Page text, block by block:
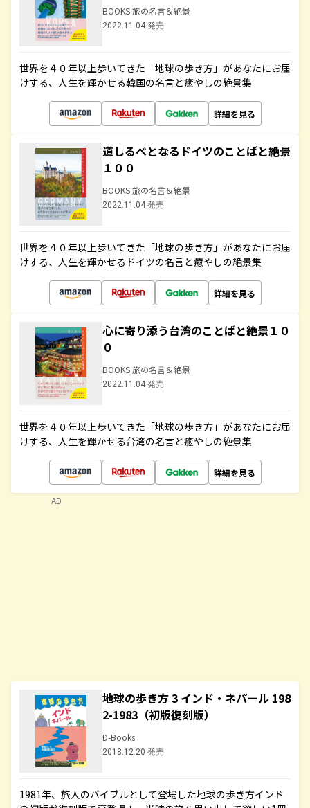
BOOKS 旅の名言＆絶景
2022.11.04 発売
世界を４０年以上歩いてきた「地球の歩き方」があなたにお届
けする、人生を輝かせる韓国の名言と癒やしの絶景集
詳細を見る
道しるべとなるドイツのことばと絶景
１００
BOOKS 旅の名言＆絶景
2022.11.04 発売
世界を４０年以上歩いてきた「地球の歩き方」があなたにお届
けする、人生を輝かせるドイツの名言と癒やしの絶景集
詳細を見る
心に寄り添う台湾のことばと絶景１０
０
BOOKS 旅の名言＆絶景
2022.11.04 発売
世界を４０年以上歩いてきた「地球の歩き方」があなたにお届
けする、人生を輝かせる台湾の名言と癒やしの絶景集
詳細を見る
地球の歩き方 3 インド・ネパール 198
2-1983（初版復刻版）
D-Books
2018.12.20 発売
1981年、旅人のバイブルとして登場した地球の歩き方インド
AD